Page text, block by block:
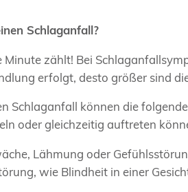
Schlaganfall?
Minute zählt! Bei
erfolgt, desto größer sind
Schlaganfall können die
oder gleichzeitig auftreten
Lähmung oder
wie Blindheit in einer